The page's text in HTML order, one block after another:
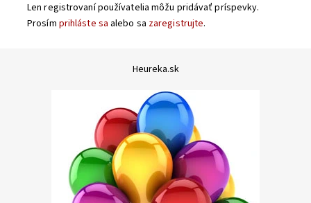
Len registrovaní používatelia môžu pridávať príspevky.
Prosím prihláste sa alebo sa zaregistrujte.
Heureka.sk